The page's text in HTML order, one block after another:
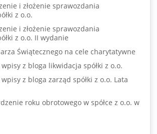
i złożenie sprawozdania
z o.o.
i złożenie sprawozdania
z o.o. II wydanie
Świątecznego na cele charytatywne
z bloga likwidacja spółki z o.o.
z bloga zarząd spółki z o.o. Lata
roku obrotowego w spółce z o.o. w